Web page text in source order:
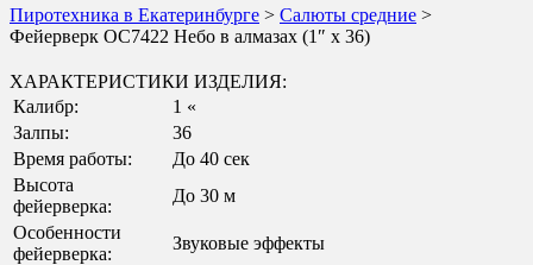
Пиротехника в Екатеринбурге > Салюты средние >
Фейерверк ОС7422 Небо в алмазах (1″ х 36)
ХАРАКТЕРИСТИКИ ИЗДЕЛИЯ:
Калибр:
1 «
Залпы:
36
Время работы:
До 40 сек
Высота
фейерверка:
До 30 м
Особенности
фейерверка:
Звуковые эффекты